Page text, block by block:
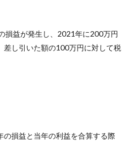
損益が発生し、2021年に200万円
差し引いた額の100万円に対して税
の損益と当年の利益を合算する際